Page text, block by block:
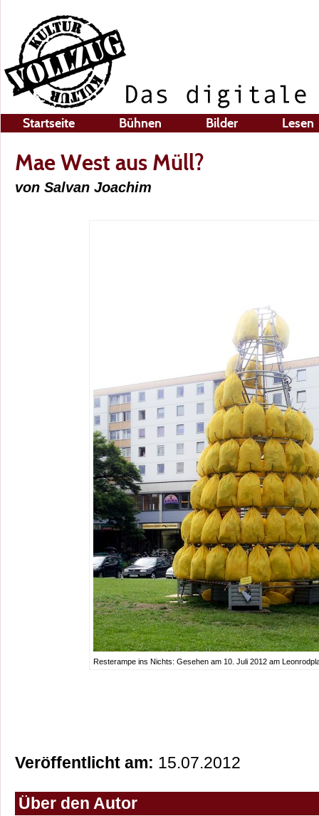
Startseite Bühnen Bilder Lesen
Mae West aus Müll?
von Salvan Joachim
Resterampe ins Nichts: Gesehen am 10. Juli 2012 am
Veröffentlicht am: 15.07.2012
Über den Autor